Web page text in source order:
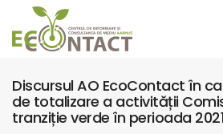
Discursul AO EcoContact în
de totalizare a activității
tranziție verde în perioada